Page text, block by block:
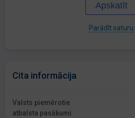
Apskatīt
Parādīt saturu
Cita informācija
Valsts piemērotie
atbalsta pasākumi